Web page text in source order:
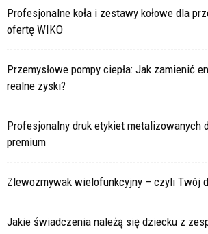
Profesjonalne koła i zestawy kołowe dla
ofertę WIKO
Przemysłowe pompy ciepła: Jak zamienić
realne zyski?
Profesjonalny druk etykiet metalizowanych
premium
Zlewozmywak wielofunkcyjny – czyli Twój
Jakie świadczenia należą się dziecku z